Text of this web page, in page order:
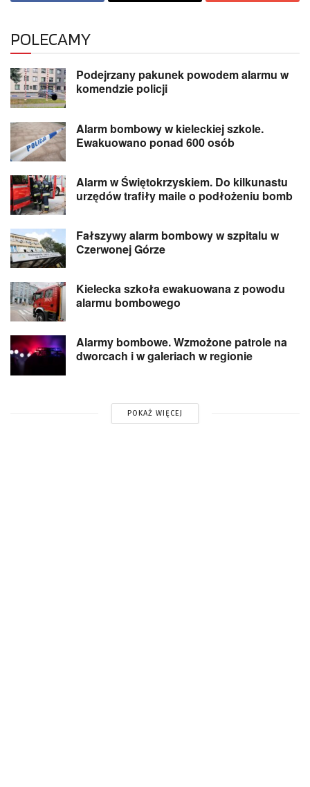
POLECAMY
Podejrzany pakunek powodem alarmu w
komendzie policji
Alarm bombowy w kieleckiej szkole.
Ewakuowano ponad 600 osób
Alarm w Świętokrzyskiem. Do kilkunastu
urzędów trafiły maile o podłożeniu bomb
Fałszywy alarm bombowy w szpitalu w
Czerwonej Górze
Kielecka szkoła ewakuowana z powodu
alarmu bombowego
Alarmy bombowe. Wzmożone patrole na
dworcach i w galeriach w regionie
POKAŻ WIĘCEJ